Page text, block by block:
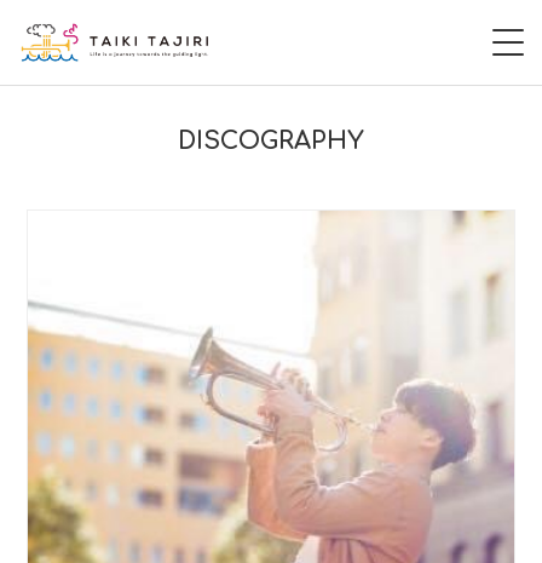
LIVE
DISCOGRAPHY
VIDEO
JUST ONE WORLD PROJECT
DISCOGRAPHY